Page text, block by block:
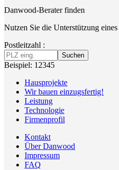
Danwood-Berater finden
Nutzen Sie die Unterstützung
Postleitzahl :
Suchen
Beispiel: 12345
Hausprojekte
Wir bauen einzugsfertig!
Leistung
Technologie
Firmenprofil
Kontakt
Über Danwood
Impressum
FAQ